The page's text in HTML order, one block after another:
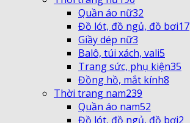
Quần áo nữ32
Đồ lót, đồ ngủ, đồ bơi17
Giầy dép nữ3
Balô, túi xách, vali5
Trang sức, phụ kiện35
Đồng hồ, mắt kính8
Thời trang nam239
Quần áo nam52
Đồ lót, đồ ngủ, đồ bơi2